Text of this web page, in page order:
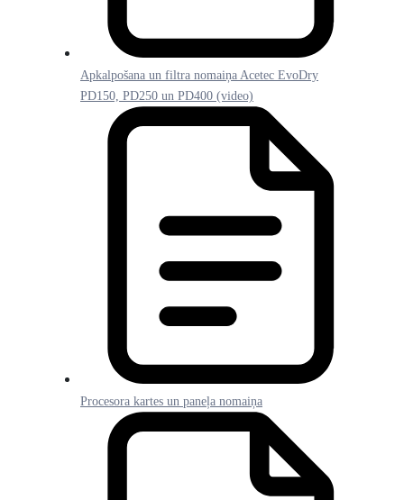
Apkalpošana un filtra nomaiņa Acetec EvoDry
PD150, PD250 un PD400 (video)
Procesora kartes un paneļa nomaiņa